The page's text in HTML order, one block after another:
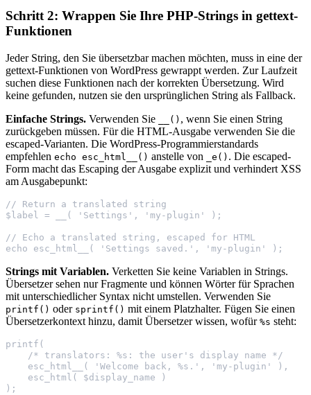
Schritt 2: Wrappen Sie Ihre PHP-Strings in gettext-
Funktionen
Jeder String, den Sie übersetzbar machen möchten, muss in eine der
gettext-Funktionen von WordPress gewrappt werden. Zur Laufzeit
suchen diese Funktionen nach der korrekten Übersetzung. Wird
keine gefunden, nutzen sie den ursprünglichen String als Fallback.
Einfache Strings. Verwenden Sie __() , wenn Sie einen String
zurückgeben müssen. Für die HTML-Ausgabe verwenden Sie die
escaped-Varianten. Die WordPress-Programmierstandards
empfehlen echo esc_html__() anstelle von _e() . Die escaped-
Form macht das Escaping der Ausgabe explizit und verhindert XSS
am Ausgabepunkt:
// Return a translated string
$label = __( 'Settings', 'my-plugin' );
// Echo a translated string, escaped for HTML
echo esc_html__( 'Settings saved.', 'my-plugin' );
Strings mit Variablen. Verketten Sie keine Variablen in Strings.
Übersetzer sehen nur Fragmente und können Wörter für Sprachen
mit unterschiedlicher Syntax nicht umstellen. Verwenden Sie
printf() oder sprintf() mit einem Platzhalter. Fügen Sie einen
Übersetzerkontext hinzu, damit Übersetzer wissen, wofür %s steht:
printf(
    /* translators: %s: the user's display name */
    esc_html__( 'Welcome back, %s.', 'my-plugin' ),
    esc_html( $display_name )
);